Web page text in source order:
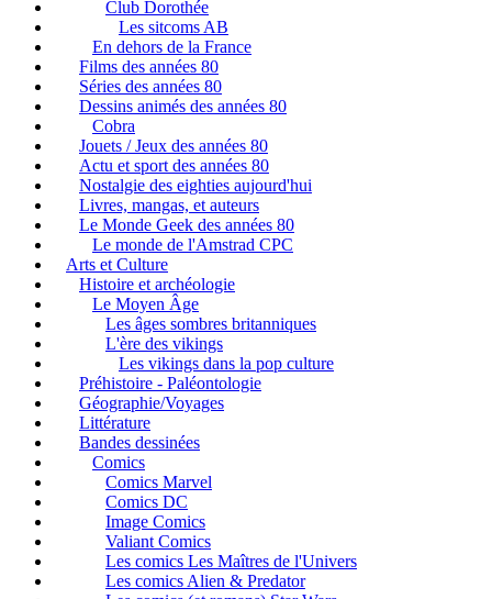
Club Dorothée
Les sitcoms AB
En dehors de la France
Films des années 80
Séries des années 80
Dessins animés des années 80
Cobra
Jouets / Jeux des années 80
Actu et sport des années 80
Nostalgie des eighties aujourd'hui
Livres, mangas, et auteurs
Le Monde Geek des années 80
Le monde de l'Amstrad CPC
Arts et Culture
Histoire et archéologie
Le Moyen Âge
Les âges sombres britanniques
L'ère des vikings
Les vikings dans la pop culture
Préhistoire - Paléontologie
Géographie/Voyages
Littérature
Bandes dessinées
Comics
Comics Marvel
Comics DC
Image Comics
Valiant Comics
Les comics Les Maîtres de l'Univers
Les comics Alien & Predator